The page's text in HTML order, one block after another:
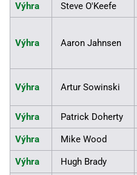
Výhra Steve O'Keefe
Výhra Aaron Jahnsen
Výhra Artur Sowinski
Výhra Patrick Doherty
Výhra Mike Wood
Výhra Hugh Brady